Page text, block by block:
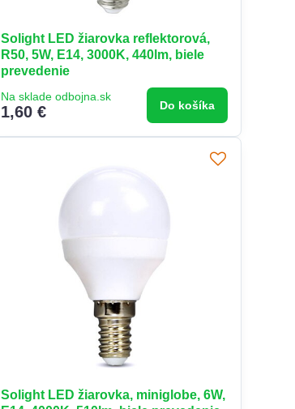
Solight LED žiarovka reflektorová,
R50, 5W, E14, 3000K, 440lm, biele
prevedenie
Na sklade odbojna.sk
1,60 € Do košíka
Solight LED žiarovka, miniglobe, 6W,